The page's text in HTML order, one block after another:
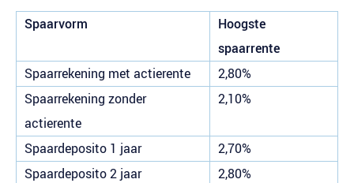
Spaarvorm
Hoogste
spaarrente
Spaarrekening met actierente
2,80%
Spaarrekening zonder
actierente
2,10%
Spaardeposito 1 jaar
2,70%
Spaardeposito 2 jaar
2,80%